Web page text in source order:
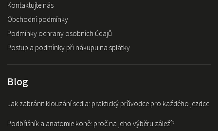
Kontaktujte nás
Obchodní podmínky
Podmínky ochrany osobních údajů
Postup a podmínky při nákupu na splátky
Blog
Jak zabránit klouzání sedla: praktický průvodce pro každého jezdce
Podbřišník a anatomie koně: proč na jeho výběru záleží?